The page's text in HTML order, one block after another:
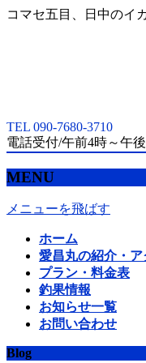
コマセ五目、日中のイ
TEL 090-7680-3710
電話受付/午前4時～午
MENU
メニューを飛ばす
ホーム
愛昌丸の紹介・ア
プラン・料金表
釣果情報
お知らせ一覧
お問い合わせ
Blog